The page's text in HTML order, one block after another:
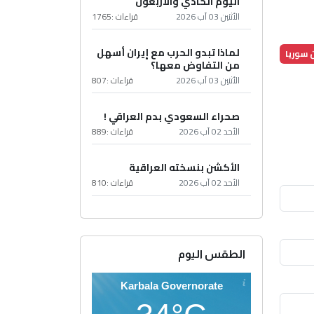
سوريا
الأثنين 03 آب 2026 قراءات :1765
لماذا تبدو الحرب مع إيران أسهل
من التفاوض معها؟
الأثنين 03 آب 2026 قراءات :807
صحراء السعودي بدم العراقي !
الأحد 02 آب 2026 قراءات :889
الأكشن بنسخته العراقية
الأحد 02 آب 2026 قراءات :810
الطقس اليوم
Karbala Governorate